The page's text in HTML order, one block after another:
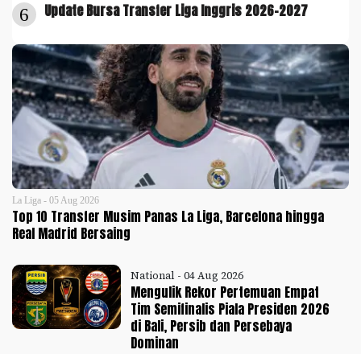
6 Update Bursa Transfer Liga Inggris 2026-2027
La Liga - 05 Aug 2026
Top 10 Transfer Musim Panas La Liga, Barcelona hingga
Real Madrid Bersaing
National - 04 Aug 2026
Mengulik Rekor Pertemuan Empat
Tim Semifinalis Piala Presiden 2026
di Bali, Persib dan Persebaya
Dominan